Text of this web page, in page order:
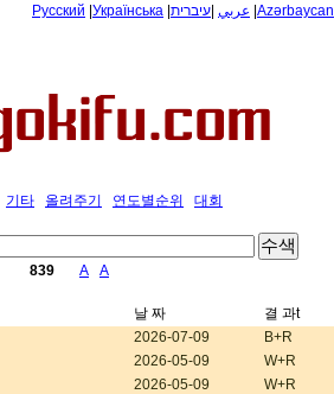
Русский Українська عربي עיברית Azərbaycan
기타 올려주기 연도별순위 대회
839 A A
날 짜 결 과t
2026-07-09
B+R
2026-05-09
W+R
2026-05-09
W+R